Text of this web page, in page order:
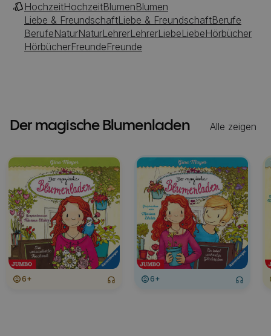
HochzeitHochzeitBlumenBlumen
Liebe & FreundschaftLiebe & FreundschaftBerufe
BerufeNaturNaturLehrerLehrerLiebeLiebeHörbücher
HörbücherFreundeFreunde
Der magische Blumenladen Alle zeigen
6+ 6+